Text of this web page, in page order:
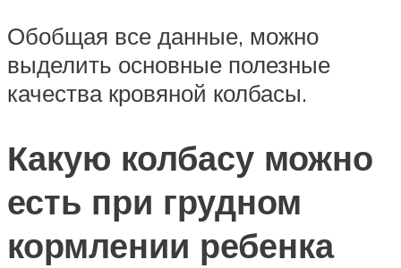
Обобщая все данные, можно
выделить основные полезные
качества кровяной колбасы.
Какую колбасу можно
есть при грудном
кормлении ребенка